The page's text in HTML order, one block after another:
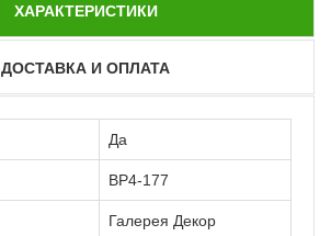
ХАРАКТЕРИСТИКИ
ДОСТАВКА И ОПЛАТА
Да
ВР4-177
Галерея Декор